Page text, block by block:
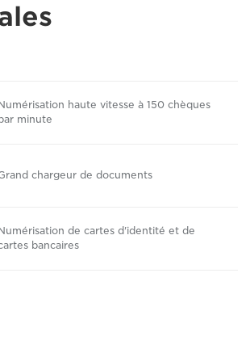
haute vitesse à 150 chèques
minute
chargeur de documents
de cartes d'identité et de
bancaires